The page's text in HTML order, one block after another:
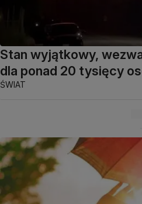
Stan wyjątkowy,
dla ponad 20 tysięcy
ŚWIAT